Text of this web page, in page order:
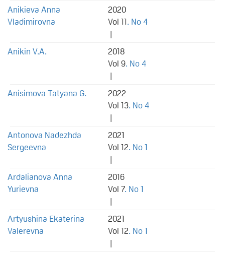
Anikieva Anna
Vladimirovna
2020
Vol 11. No 4
|
Anikin V.A.
2018
Vol 9. No 4
|
Anisimova Tatyana G.
2022
Vol 13. No 4
|
Antonova Nadezhda
Sergeevna
2021
Vol 12. No 1
|
Ardalianova Anna
Yurievna
2016
Vol 7. No 1
|
Artyushina Ekaterina
Valerevna
2021
Vol 12. No 1
|